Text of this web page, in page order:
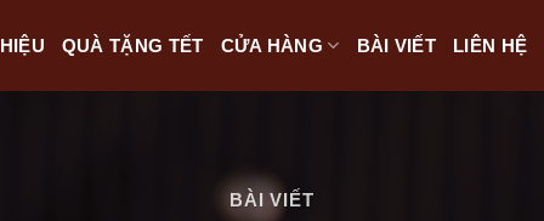
QUÀ TẶNG TẾT CỬA HÀNG BÀI VIẾT LIÊN HỆ
BÀI VIẾT